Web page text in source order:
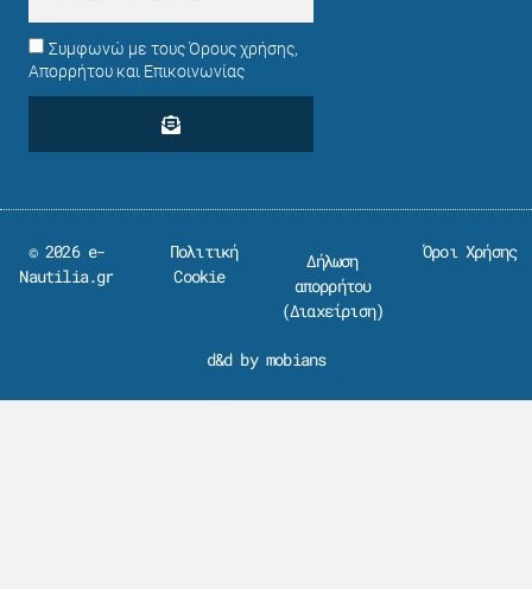
Συμφωνώ με τους Όρους χρήσης,
Απορρήτου και Επικοινωνίας
© 2026 e-
Nautilia.gr
Πολιτική
Cookie
Δήλωση
απορρήτου
(Διαχείριση)
Όροι Χρήσης
d&d by mobians